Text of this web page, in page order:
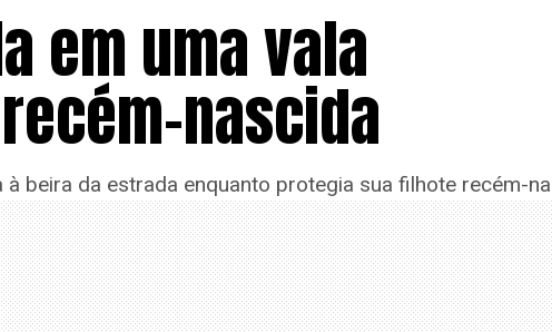
em uma vala
nascida
beira da estrada enquanto protegia sua filhote recém-